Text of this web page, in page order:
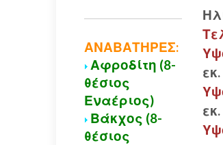
ΑΝΑΒΑΤΗΡΕΣ:
Αφροδίτη (8-
θέσιος
Εναέριος)
Βάκχος (8-
θέσιος
εκ.
εκ.